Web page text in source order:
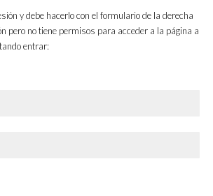
y debe hacerlo con el formulario de la derecha
pero no tiene permisos para acceder a la página a
entrar: